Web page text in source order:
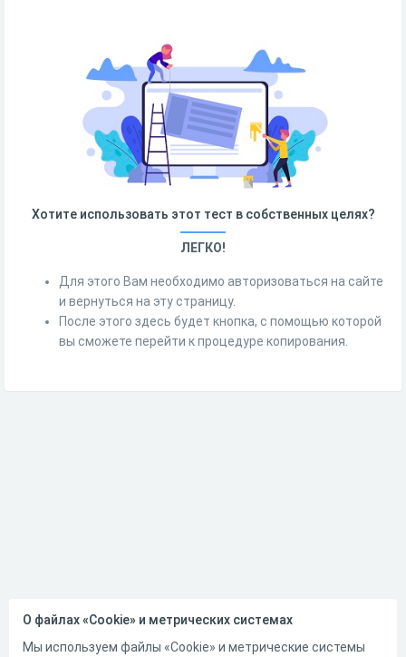
Хотите использовать этот тест в собственных целях?
ЛЕГКО!
Для этого Вам необходимо авторизоваться на сайте
и вернуться на эту страницу.
После этого здесь будет кнопка, с помощью которой
вы сможете перейти к процедуре копирования.
О файлах «Cookie» и метрических системах
Мы используем файлы «Cookie» и метрические системы